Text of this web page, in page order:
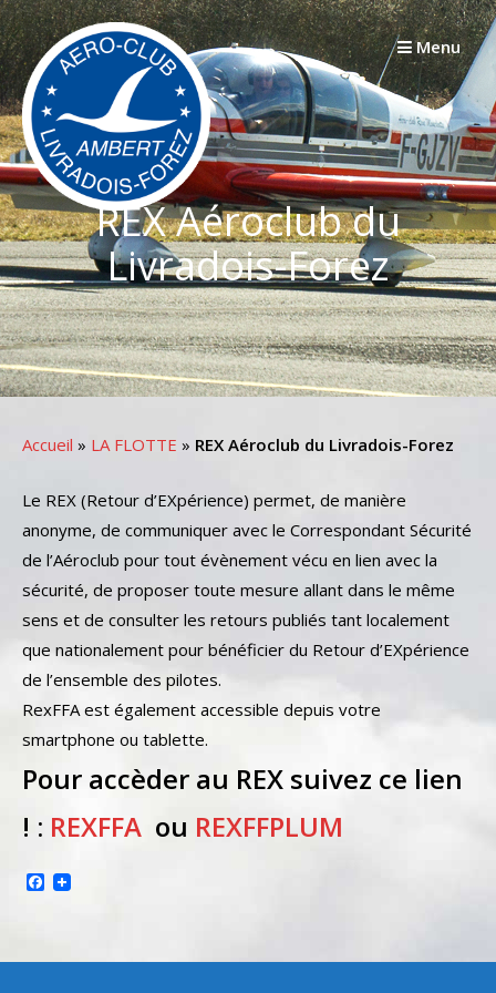
Passer
au
contenu
Menu
REX Aéroclub du
Livradois-Forez
Accueil » LA FLOTTE » REX Aéroclub du Livradois-Forez
Le REX (Retour d’EXpérience) permet, de manière
anonyme, de communiquer avec le Correspondant Sécurité
de l’Aéroclub pour tout évènement vécu en lien avec la
sécurité, de proposer toute mesure allant dans le même
sens et de consulter les retours publiés tant localement
que nationalement pour bénéficier du Retour d’EXpérience
de l’ensemble des pilotes.
RexFFA est également accessible depuis votre
smartphone ou tablette.
Pour accèder au REX suivez ce lien
! : REXFFA ou REXFFPLUM
Facebook